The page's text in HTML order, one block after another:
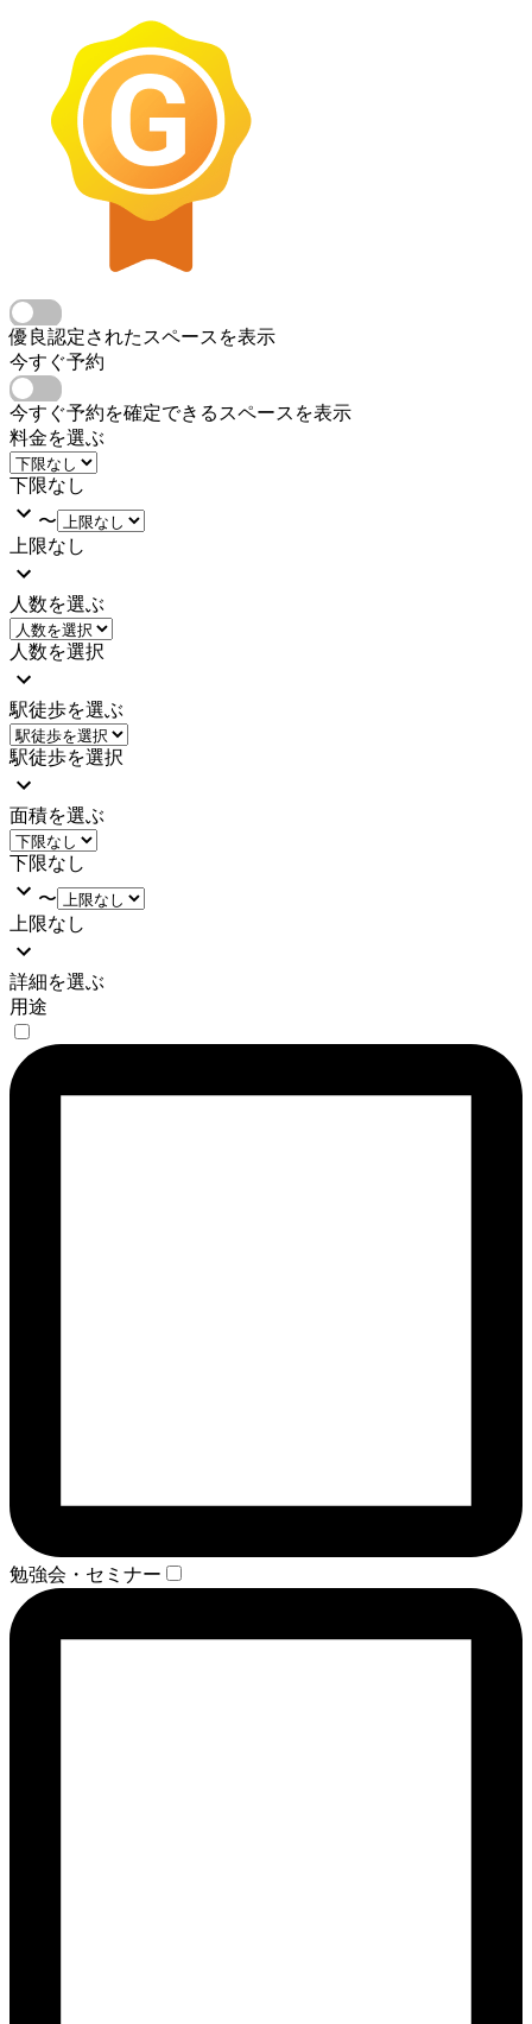
優良認定されたスペースを表示
今すぐ予約
今すぐ予約を確定できるスペースを表示
料金を選ぶ
下限なし
〜
上限なし
人数を選ぶ
人数を選択
駅徒歩を選ぶ
駅徒歩を選択
面積を選ぶ
下限なし
〜
上限なし
詳細を選ぶ
用途
勉強会・セミナー